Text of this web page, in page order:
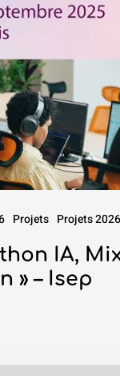
Projets Projets 2026
IA,
» – Isep